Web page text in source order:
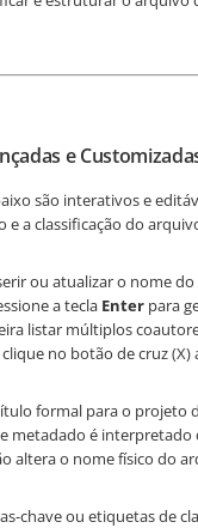
e
são interativos e
e a classificação do
ou atualizar o nome
a tecla Enter para
listar múltiplos
no botão de cruz
formal para o projeto
metadado é interpretado
altera o nome físico do
chave ou etiquetas de